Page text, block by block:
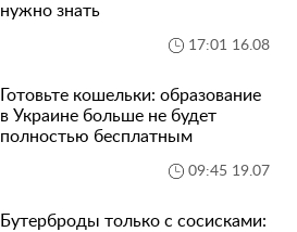
нужно знать
17:01 16.08
Готовьте кошельки: образование
в Украине больше не будет
полностью бесплатным
09:45 19.07
Бутерброды только с сосисками: